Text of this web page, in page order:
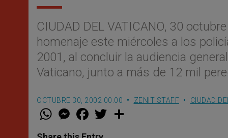
CIUDAD DEL VATICANO, 30
homenaje este miércoles a los
2001, al concluir la audiencia
Vaticano, junto a más de 12 mil
OCTUBRE 30, 2002 00:00 ZENIT STAFF CIUDAD
W
t
M
e
s
F
a
e
w